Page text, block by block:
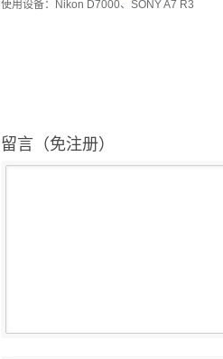
使用设备：Nikon D7000、SONY A7 R3
留言（免注册）